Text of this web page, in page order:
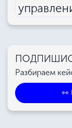
ПОДПИШИСЬ
Разбираем
👀